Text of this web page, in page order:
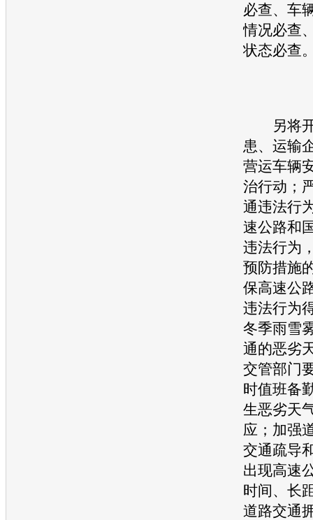
必查、车
情况必查
状态必查
另将开
患、运输
营运车辆
治行动；
通违法行
速公路和
违法行为
预防措施
保高速公
违法行为
冬季雨雪
通的恶劣
交管部门
时值班备
生恶劣天
应；加强
交通疏导
出现高速
时间、长
道路交通